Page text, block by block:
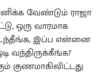
வேண்டும் ராஜா
ஒரு வாரமாக
இப்ப என்னை
வந்திருக்கீங்க?
குணமாகிவிட்டது